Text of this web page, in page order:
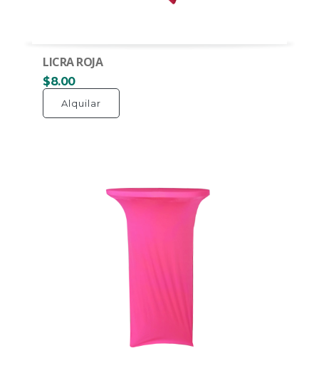
LICRA ROJA
$8.00
Alquilar